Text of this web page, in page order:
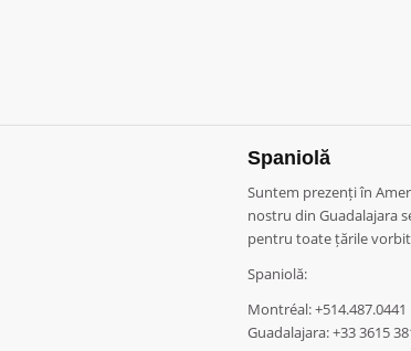
Spaniolă
Suntem prezenți în
nostru din Guadalajara
pentru toate țările
Spaniolă:
Montréal: +514.487.0441
Guadalajara: +33 3615